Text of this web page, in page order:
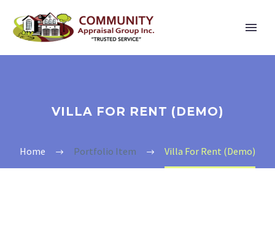
VILLA FOR RENT (DEMO)
Home Portfolio Item Villa For Rent (Demo)